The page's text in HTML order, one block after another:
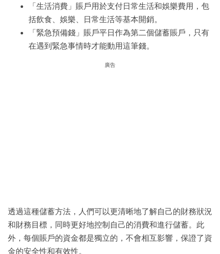
「生活消費」賬戶用於支付日常生活和娛樂費用，包
括飲食、娛樂、日常生活等基本開銷。
「緊急預備錢」賬戶平日作為第二個儲蓄賬戶，只有
在遇到緊急事情時才能動用這筆錢。
廣告
透過這種儲蓄方法，人們可以更清晰地了解自己的財務狀況
和財務目標，同時更好地控制自己的消費和進行儲蓄。此
外，每個賬戶的資金都是獨立的，不會相互影響，保證了資
金的安全性和有效性。